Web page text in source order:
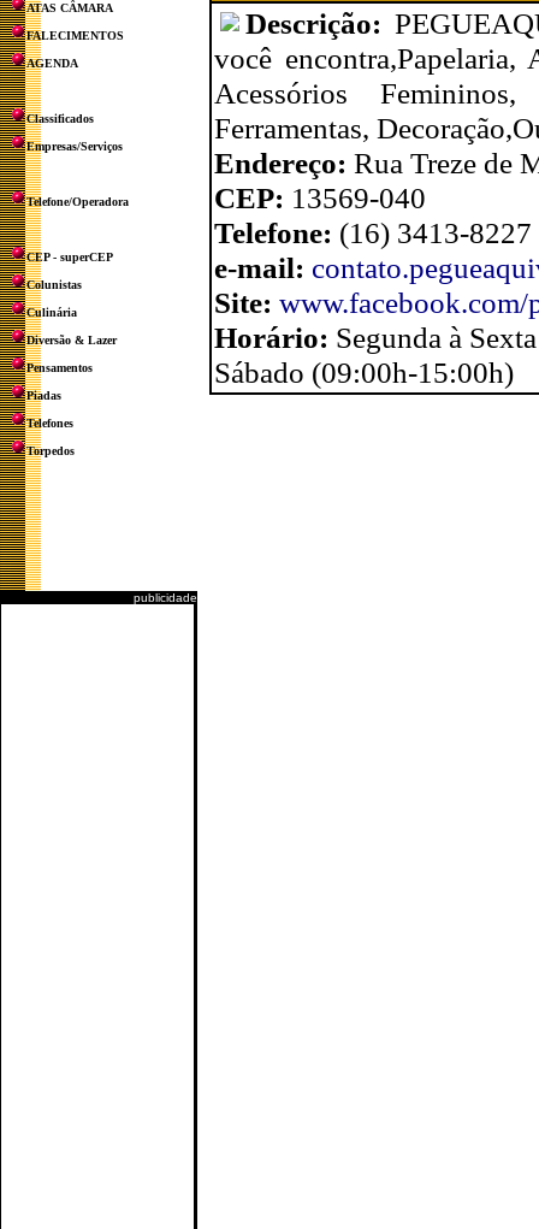
ATAS CÂMARA
FALECIMENTOS
AGENDA
Classificados
Empresas/Serviços
Telefone/Operadora
CEP - superCEP
Colunistas
Culinária
Diversão & Lazer
Pensamentos
Piadas
Telefones
Torpedos
publicidade
Descrição:
você
Acessórios
Ferramentas,
Endereço: Rua Treze de
CEP: 13569-040
Telefone: (16) 3413-8227
e-mail:
Site: www.facebook.com/
Horário: Segunda à
Sábado (09:00h-15:00h)